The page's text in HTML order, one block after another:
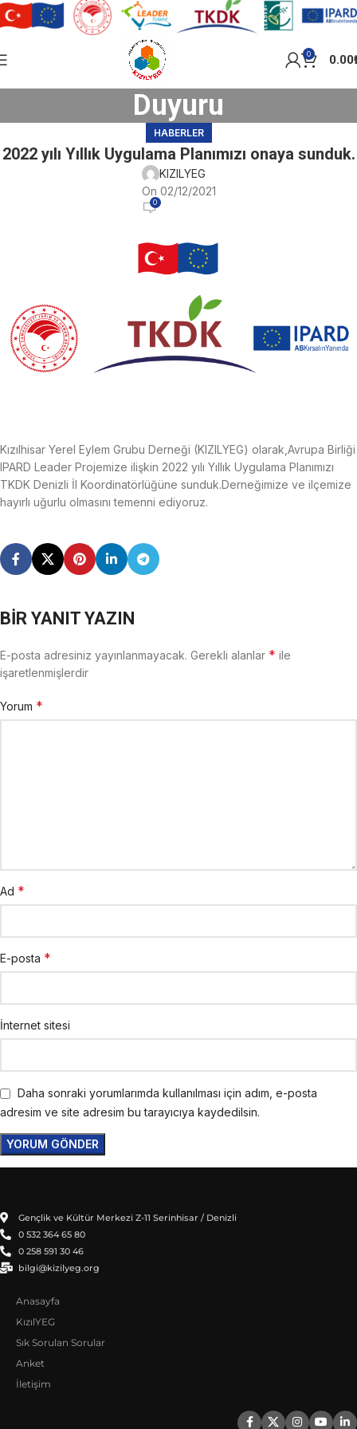
0 0.00
Duyuru
HABERLER
2022 yılı Yıllık Uygulama Planımızı onaya sunduk.
KIZILYEG
On 02/12/2021
0
Kızılhisar Yerel Eylem Grubu Derneği (KIZILYEG) olarak,Avrupa Birliği
IPARD Leader Projemize ilişkin 2022 yılı Yıllık Uygulama Planımızı
TKDK Denizli İl Koordinatörlüğüne sunduk.Derneğimize ve ilçemize
hayırlı uğurlu olmasını temenni ediyoruz.
BIR YANIT YAZIN
E-posta adresiniz yayınlanmayacak. Gerekli alanlar * ile
işaretlenmişlerdir
Yorum *
Ad *
E-posta *
İnternet sitesi
Daha sonraki yorumlarımda kullanılması için adım, e-posta
adresim ve site adresim bu tarayıcıya kaydedilsin.
Gençlik ve Kültür Merkezi Z-11 Serinhisar / Denizli
0 532 364 65 80
0 258 591 30 46
bilgi@kizilyeg.org
Anasayfa
KızılYEG
Sık Sorulan Sorular
Anket
İletişim